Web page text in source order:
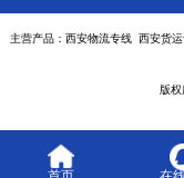
主营产品：西安物流专线 西安货
版